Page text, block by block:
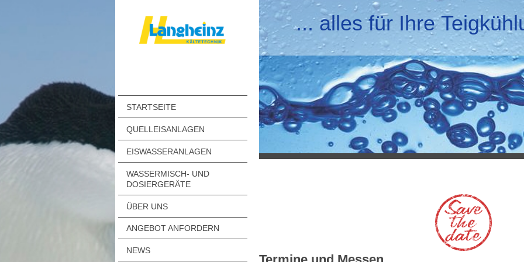
STARTSEITE
QUELLEISANLAGEN
EISWASSERANLAGEN
WASSERMISCH- UND
DOSIERGERÄTE
ÜBER UNS
ANGEBOT ANFORDERN
NEWS
... alles für Ihre